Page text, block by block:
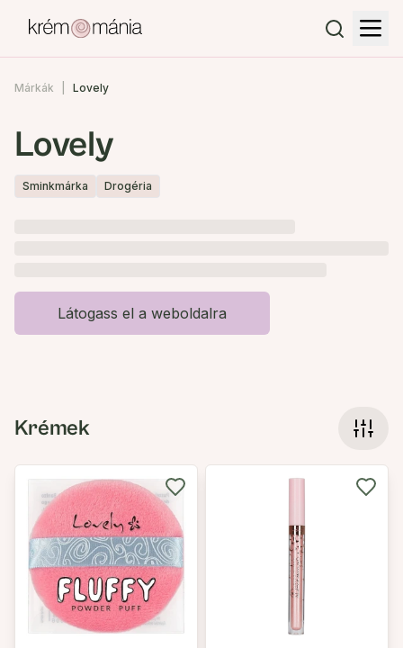
Márkák Lovely
Lovely
Sminkmárka Drogéria
Látogass el a weboldalra
Krémek